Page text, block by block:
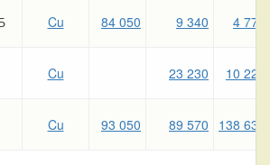
Cu 84 050 9 340 4 770
Cu 23 230 10 220
Cu 93 050 89 570 138 630